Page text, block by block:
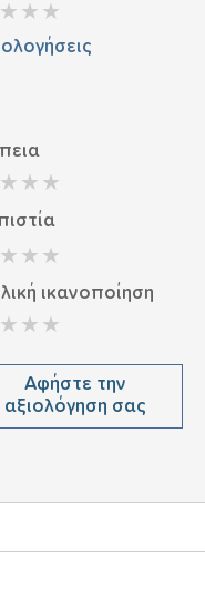
ικανοποίηση
Αφήστε την
αξιολόγηση σας